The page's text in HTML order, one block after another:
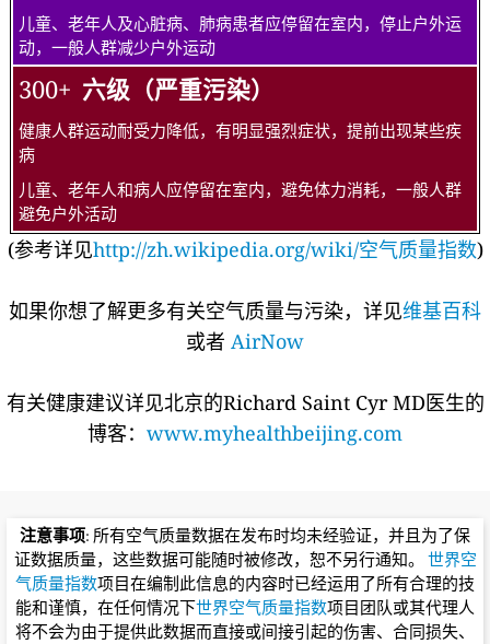
儿童、老年人及心脏病、肺病患者应停留在室内，停止户外运
动，一般人群减少户外运动
300+ 六级（严重污染）
健康人群运动耐受力降低，有明显强烈症状，提前出现某些疾
病
儿童、老年人和病人应停留在室内，避免体力消耗，一般人群
避免户外活动
(参考详见http://zh.wikipedia.org/wiki/空气质量指数)
如果你想了解更多有关空气质量与污染，详见维基百科
或者 AirNow
有关健康建议详见北京的Richard Saint Cyr MD医生的
博客： www.myhealthbeijing.com
注意事项: 所有空气质量数据在发布时均未经验证，并且为了保
证数据质量，这些数据可能随时被修改，恕不另行通知。 世界空
气质量指数项目在编制此信息的内容时已经运用了所有合理的技
能和谨慎，在任何情况下世界空气质量指数项目团队或其代理人
将不会为由于提供此数据而直接或间接引起的伤害、合同损失、